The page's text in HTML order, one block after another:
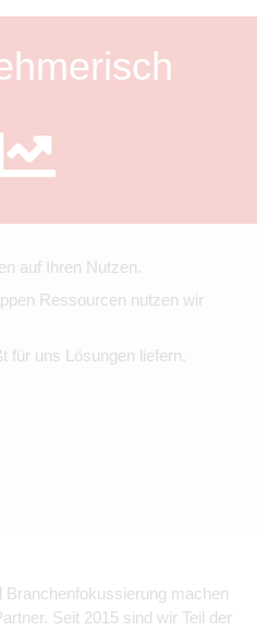
auf Ihren Nutzen.
Ressourcen nutzen wir
für uns Lösungen liefern.
Branchenfokussierung machen
Seit 2015 sind wir Teil der